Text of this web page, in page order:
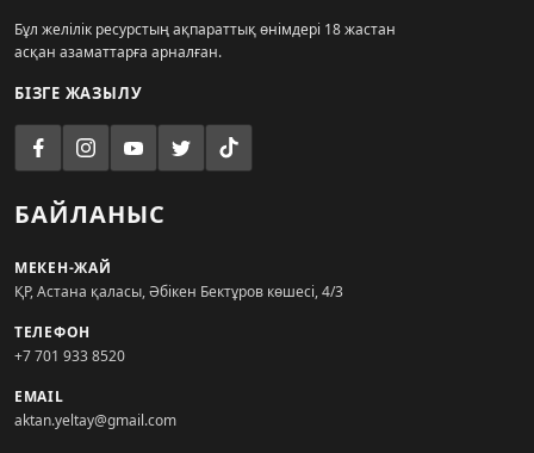
Бұл желілік ресурстың ақпараттық өнімдері 18 жастан
асқан азаматтарға арналған.
БІЗГЕ ЖАЗЫЛУ
БАЙЛАНЫС
МЕКЕН-ЖАЙ
ҚР, Астана қаласы, Әбікен Бектұров көшесі, 4/3
ТЕЛЕФОН
+7 701 933 8520
EMAIL
aktan.yeltay@gmail.com